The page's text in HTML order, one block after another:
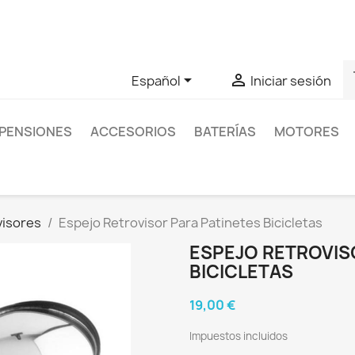
Español  Iniciar sesión
ACCESORIOS BATERÍAS MOTORES
Espejo Retrovisor Para Patinetes Bicicletas
ESPEJO
BICICLETAS
19,00 €
Impuestos incluidos